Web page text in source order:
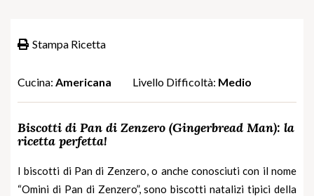
Stampa Ricetta
Cucina: Americana Livello Difficoltà: Medio
Biscotti di Pan di Zenzero (Gingerbread Man): la
ricetta perfetta!
I biscotti di Pan di Zenzero, o anche conosciuti con il nome
“Omini di Pan di Zenzero”, sono biscotti natalizi tipici della